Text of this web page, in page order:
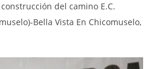
del camino E.C.
Bella Vista En Chicomuselo,